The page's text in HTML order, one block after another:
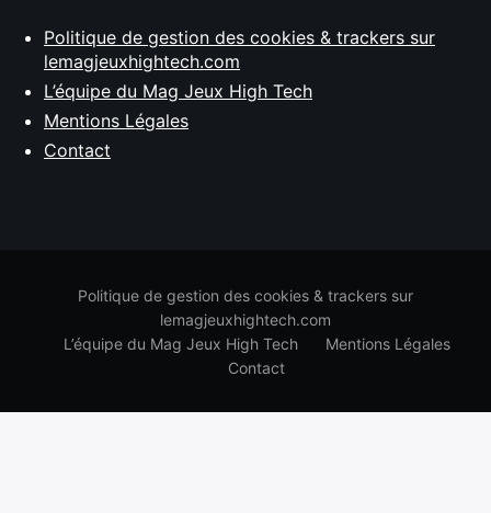
Politique de gestion des cookies & trackers sur
lemagjeuxhightech.com
L’équipe du Mag Jeux High Tech
Mentions Légales
Contact
Politique de gestion des cookies & trackers sur
lemagjeuxhightech.com
L’équipe du Mag Jeux High Tech
Mentions Légales
Contact